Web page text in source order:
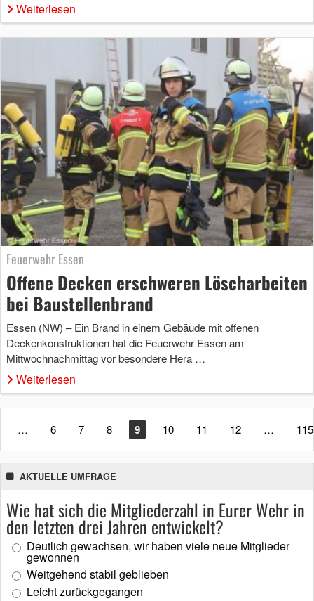
Weiterlesen
Feuerwehr Essen
Offene Decken erschweren Löscharbeiten
bei Baustellenbrand
Essen (NW) – Ein Brand in einem Gebäude mit offenen
Deckenkonstruktionen hat die Feuerwehr Essen am
Mittwochnachmittag vor besondere Hera …
Weiterlesen
… 6 7 8 9 10 11 12 … 115
AKTUELLE UMFRAGE
Wie hat sich die Mitgliederzahl in Eurer Wehr in
den letzten drei Jahren entwickelt?
Deutlich gewachsen, wir haben viele neue Mitglieder
gewonnen
Weitgehend stabil geblieben
Leicht zurückgegangen